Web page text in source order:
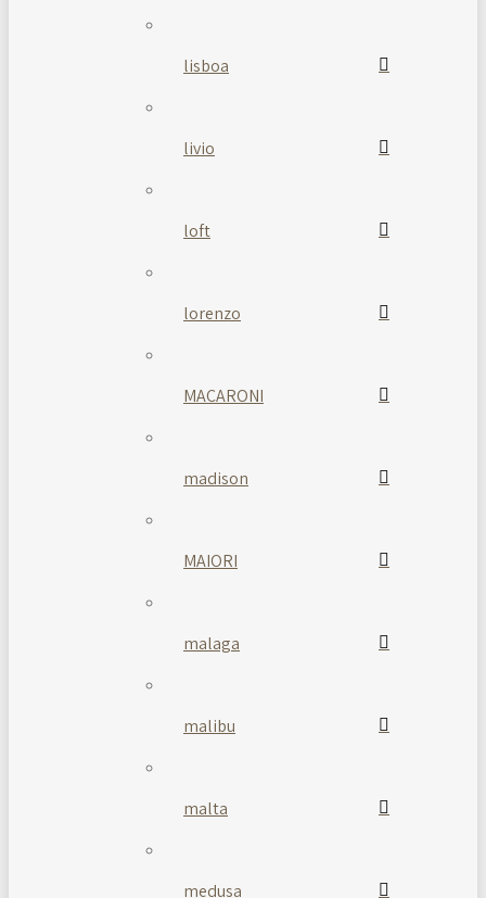
lisboa
livio
loft
lorenzo
MACARONI
madison
MAIORI
malaga
malibu
malta
medusa